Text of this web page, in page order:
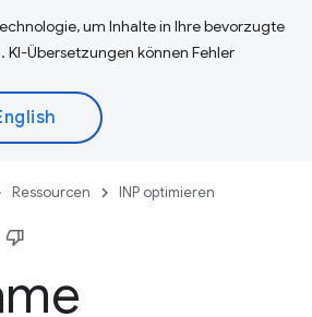
um Inhalte in Ihre bevorzugte
KI-Übersetzungen können Fehler
Ressourcen INP optimieren